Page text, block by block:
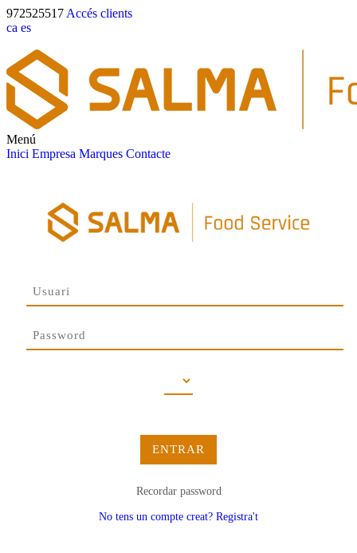
972525517 Accés clients
ca es
Menú
Inici Empresa Marques Contacte
ENTRAR
Recordar password
No tens un compte creat? Registra't